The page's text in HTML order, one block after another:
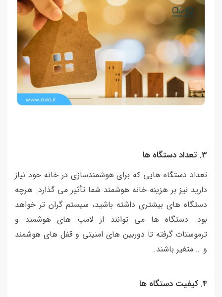
3. تعداد دستگاه ها
تعداد دستگاه هایی که برای هوشمندسازی در خانه خود نیاز
دارید نیز بر هزینه خانه هوشمند شما تأثیر می گذارد. هرچه
دستگاه های بیشتری داشته باشید، سیستم گران تر خواهد
بود. دستگاه ها می توانند از لامپ های هوشمند و
ترموستات گرفته تا دوربین های امنیتی و قفل های هوشمند
و … متغیر باشند.
4. کیفیت دستگاه ها